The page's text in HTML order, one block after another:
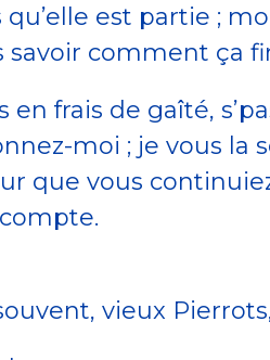
est partie ;
savoir comment ça
en frais de gaîté,
moi ; je vous la
que vous
vieux